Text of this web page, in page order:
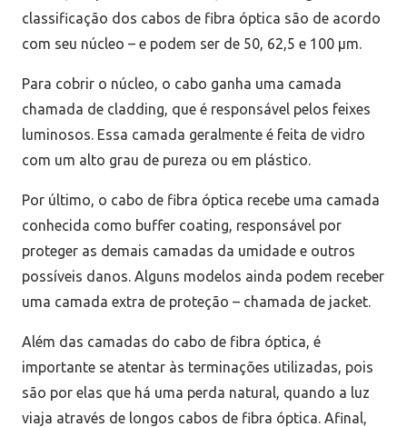
classificação dos cabos de fibra óptica são de acordo
com seu núcleo – e podem ser de 50, 62,5 e 100 μm.
Para cobrir o núcleo, o cabo ganha uma camada
chamada de cladding, que é responsável pelos feixes
luminosos. Essa camada geralmente é feita de vidro
com um alto grau de pureza ou em plástico.
Por último, o cabo de fibra óptica recebe uma camada
conhecida como buffer coating, responsável por
proteger as demais camadas da umidade e outros
possíveis danos. Alguns modelos ainda podem receber
uma camada extra de proteção – chamada de jacket.
Além das camadas do cabo de fibra óptica, é
importante se atentar às terminações utilizadas, pois
são por elas que há uma perda natural, quando a luz
viaja através de longos cabos de fibra óptica. Afinal,